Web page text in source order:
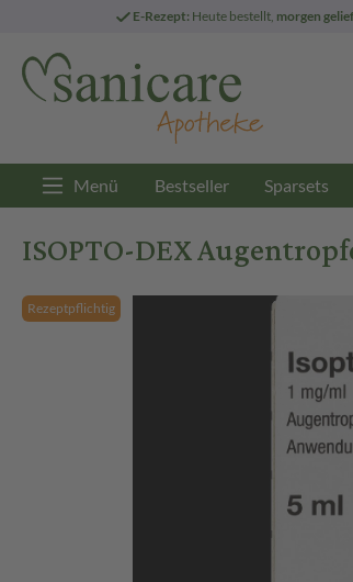
E-Rezept: Heute bestellt, morgen
Menü Bestseller Sparsets
ISOPTO-DEX
Rezeptpflichtig